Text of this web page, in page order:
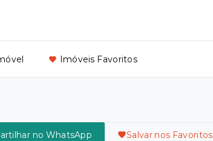
Imóveis Favoritos
no WhatsApp Salvar nos Favoritos